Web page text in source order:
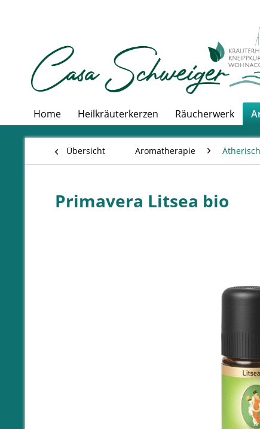
Home Heilkräuterkerzen Räucherwerk
Übersicht Aromatherapie
Primavera Litsea bio